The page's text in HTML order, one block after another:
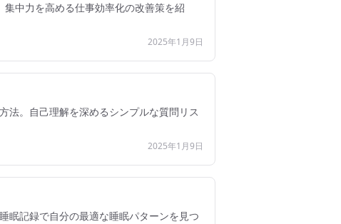
中力を高める仕事効率化の改善策を紹
2025年1月9日
法。自己理解を深めるシンプルな質問リス
2025年1月9日
眠記録で自分の最適な睡眠パターンを見つ